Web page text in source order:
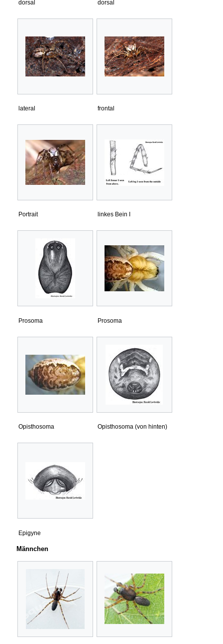
dorsal dorsal
lateral frontal
Portrait linkes Bein I
Prosoma Prosoma
Opisthosoma Opisthosoma (von hinten)
Epigyne
Männchen